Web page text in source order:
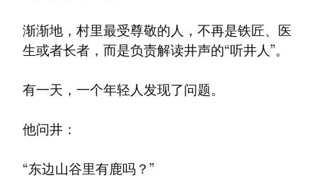
渐渐地，村里最受尊敬的人，不再是铁匠、医
生或者长者，而是负责解读井声的“听井人”。
有一天，一个年轻人发现了问题。
他问井：
“东边山谷里有鹿吗？”